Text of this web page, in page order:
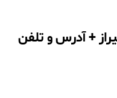
+ آدرس و تلفن